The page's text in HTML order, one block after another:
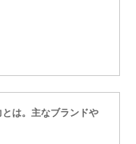
は。主なブランドや